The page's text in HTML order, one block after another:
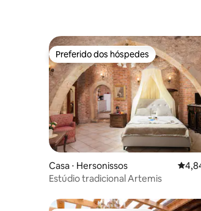
Preferido dos hóspedes
Preferido dos hóspedes
Casa ⋅ Hersonissos 4,84
Estúdio tradicional Artemis